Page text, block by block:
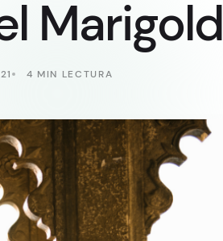
Marigold
4 MIN LECTURA